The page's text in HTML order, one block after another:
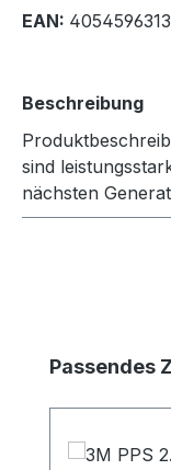
EAN:
Beschreibung
sind
nächsten
Passendes